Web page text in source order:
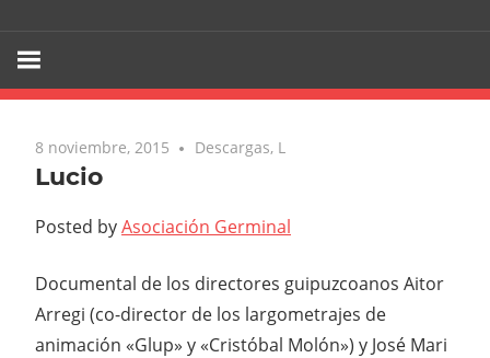
8 noviembre, 2015 No comments
Descargas, L
Lucio
Posted byAsociación Germinal
Documental de los directores guipuzcoanos Aitor
Arregi (co-director de los largometrajes de
animación «Glup» y «Cristóbal Molón») y José Mari